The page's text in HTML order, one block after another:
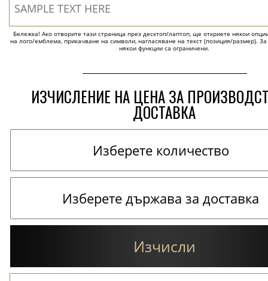
Бележка! Ако отворите тази страница през десктоп/лаптоп, ще откриете някои
на лого/емблема, прикачване на символи, нагласяване на текст (позиция/размер).
някои функции са ограничени.
ИЗЧИСЛЕНИЕ НА ЦЕНА ЗА
ДОСТАВКА
Изчисли